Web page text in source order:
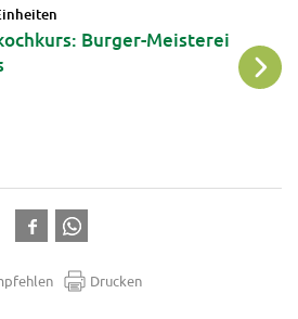
Burger-Meisterei
Drucken